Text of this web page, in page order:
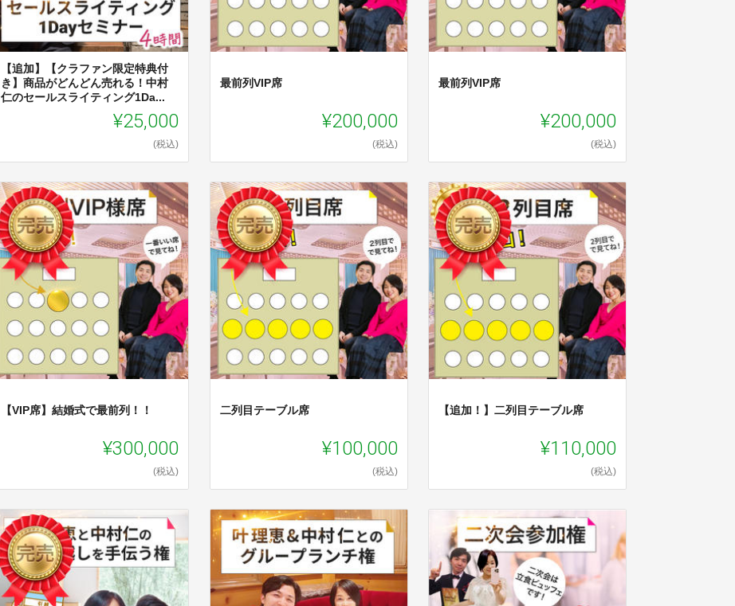
【追加】【クラファン限定特典付
き】商品がどんどん売れる！中村
仁のセールスライティング1Da...
¥25,000
(税込)
最前列VIP席
¥200,000
(税込)
最前列VIP席
¥200,000
(税込)
【VIP席】結婚式で最前列！！
¥300,000
(税込)
二列目テーブル席
¥100,000
(税込)
【追加！】二列目テーブル席
¥110,000
(税込)